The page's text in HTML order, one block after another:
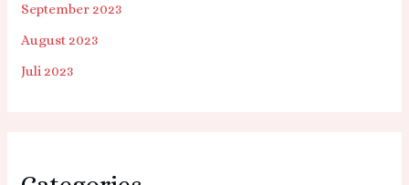
September 2023
August 2023
Juli 2023